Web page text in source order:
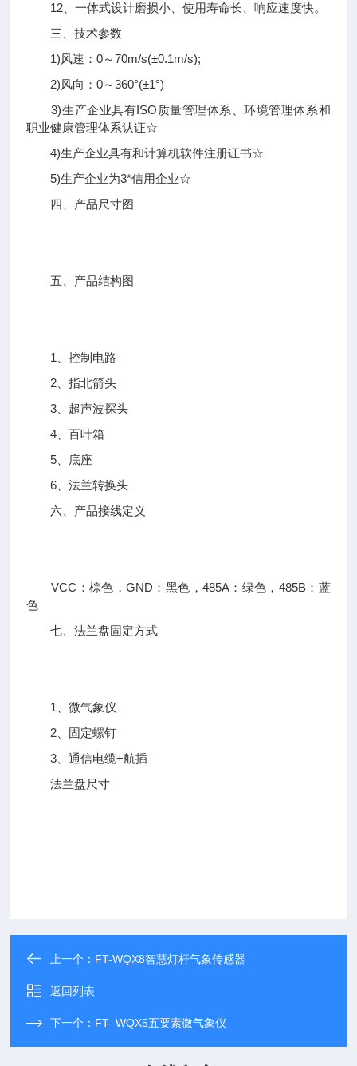
12、一体式设计磨损小、使用寿命长、响应速度快。
三、技术参数
1)风速：0～70m/s(±0.1m/s);
2)风向：0～360°(±1°)
3)生产企业具有ISO质量管理体系、环境管理体系和
职业健康管理体系认证☆
4)生产企业具有和计算机软件注册证书☆
5)生产企业为3*信用企业☆
四、产品尺寸图
五、产品结构图
1、控制电路
2、指北箭头
3、超声波探头
4、百叶箱
5、底座
6、法兰转换头
六、产品接线定义
VCC：棕色，GND：黑色，485A：绿色，485B：蓝
色
七、法兰盘固定方式
1、微气象仪
2、固定螺钉
3、通信电缆+航插
法兰盘尺寸
上一个： FT-WQX8智慧灯杆气象传感器
返回列表
下一个： FT- WQX5五要素微气象仪